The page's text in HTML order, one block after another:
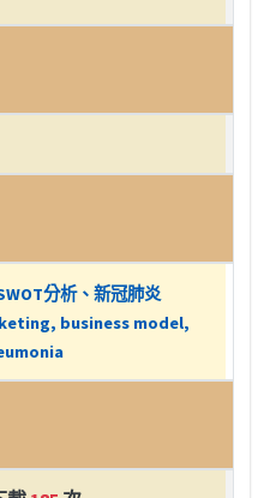
分析、新冠肺炎
business model,